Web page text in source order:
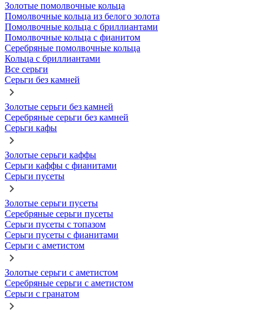
Золотые помолвочные кольца
Помолвочные кольца из белого золота
Помолвочные кольца с бриллиантами
Помолвочные кольца с фианитом
Серебряные помолвочные кольца
Кольца с бриллиантами
Все серьги
Серьги без камней
Золотые серьги без камней
Серебряные серьги без камней
Серьги кафы
Золотые серьги каффы
Серьги каффы с фианитами
Серьги пусеты
Золотые серьги пусеты
Серебряные серьги пусеты
Серьги пусеты с топазом
Серьги пусеты с фианитами
Серьги с аметистом
Золотые серьги с аметистом
Серебряные серьги с аметистом
Серьги с гранатом